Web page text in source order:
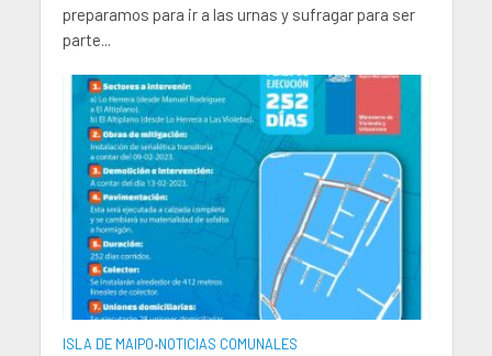
preparamos para ir a las urnas y sufragar para ser
parte...
ISLA DE MAIPO•NOTICIAS COMUNALES